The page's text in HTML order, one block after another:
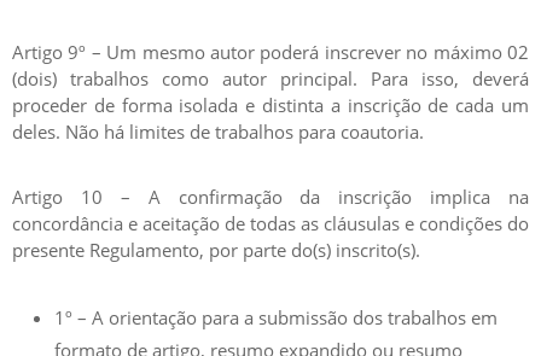
Artigo 9º – Um mesmo autor poderá inscrever no máximo 02
(dois) trabalhos como autor principal. Para isso, deverá
proceder de forma isolada e distinta a inscrição de cada um
deles. Não há limites de trabalhos para coautoria.
Artigo 10 – A confirmação da inscrição implica na
concordância e aceitação de todas as cláusulas e condições do
presente Regulamento, por parte do(s) inscrito(s).
1º – A orientação para a submissão dos trabalhos em
formato de artigo, resumo expandido ou resumo